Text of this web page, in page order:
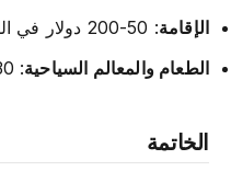
الإقامة: 50-200 دولار في الليلة
الطعام والمعالم السياحية: 30-100 دولار يومياً
الخاتمة